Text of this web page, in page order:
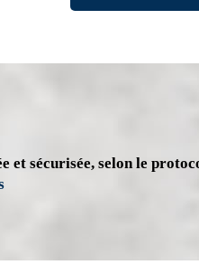
et sécurisée, selon le